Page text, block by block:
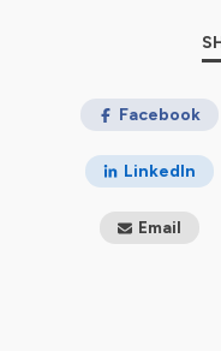
Alors rejoignez-moi
vont adorer !
Hébergé par Ausha.
confidentialitepour
Facebook
LinkedIn
Email